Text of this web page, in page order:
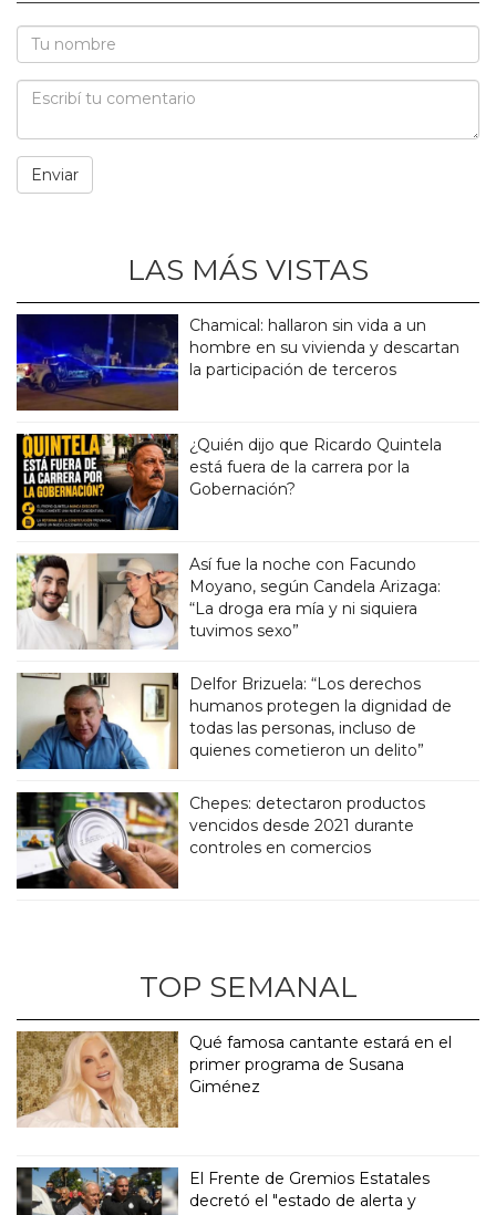
LAS MÁS VISTAS
Chamical: hallaron sin vida a un
hombre en su vivienda y descartan
la participación de terceros
¿Quién dijo que Ricardo Quintela
está fuera de la carrera por la
Gobernación?
Así fue la noche con Facundo
Moyano, según Candela Arizaga:
“La droga era mía y ni siquiera
tuvimos sexo”
Delfor Brizuela: “Los derechos
humanos protegen la dignidad de
todas las personas, incluso de
quienes cometieron un delito”
Chepes: detectaron productos
vencidos desde 2021 durante
controles en comercios
TOP SEMANAL
Qué famosa cantante estará en el
primer programa de Susana
Giménez
El Frente de Gremios Estatales
decretó el "estado de alerta y